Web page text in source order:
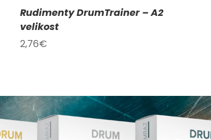
Rudimenty DrumTrainer – A2
velikost
2,76€